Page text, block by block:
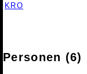
KRO
Personen (6)